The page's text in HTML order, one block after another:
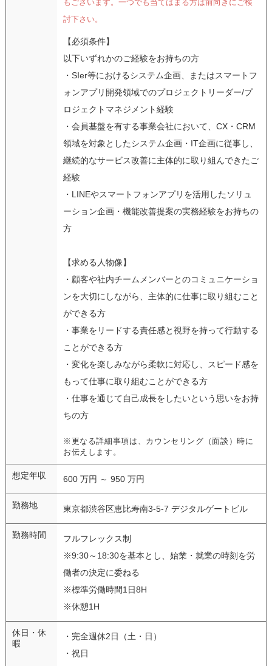
もございます。一つでも当てはまる方は前向きにご検
討下さい。
【必須条件】
以下いずれかのご経験をお持ちの方
・SIer等におけるシステム企画、またはスマートフ
ォンアプリ開発領域でのプロジェクトリーダー/プ
ロジェクトマネジメント経験
・会員基盤を有する事業会社において、CX・CRM
領域を対象としたシステム企画・IT企画に従事し、
継続的なサービス改善に主体的に取り組んできたご
経験
・LINEやスマートフォンアプリを活用したソリュ
ーション企画・機能改善提案の実務経験をお持ちの
方
【求める人物像】
・顧客や社内チームメンバーとのコミュニケーショ
ンを大切にしながら、主体的に仕事に取り組むこと
ができる方
・事業をリードする責任感と視野を持って行動する
ことができる方
・変化を楽しみながら柔軟に対応し、スピード感を
もって仕事に取り組むことができる方
・仕事を通じて自己成長をしたいという思いをお持
ちの方
※更なる詳細事項は、カウンセリング（面談）時に
お伝えします。
想定年収 600 万円 ～ 950 万円
勤務地 東京都渋谷区恵比寿南3-5-7 デジタルゲートビル
勤務時間
フルフレックス制
※9:30～18:30を基本とし、始業・就業の時刻を労
働者の決定に委ねる
※標準労働時間1日8H
※休憩1H
休日・休
暇
・完全週休2日（土・日）
・祝日